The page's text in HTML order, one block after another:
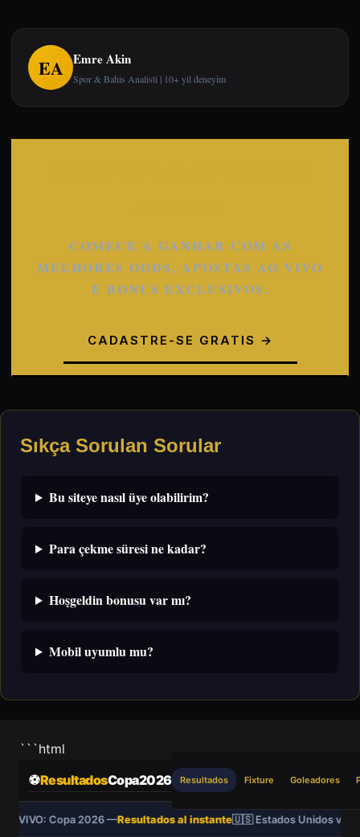
EA Emre Akin
Spor & Bahis Analisti | 10+ yil deneyim
COMECE A GANHAR COM AS
MELHORES ODDS, APOSTAS AO VIVO
E BONUS EXCLUSIVOS.
CADASTRE-SE GRATIS →
Sıkça Sorulan Sorular
Bu siteye nasıl üye olabilirim?
Para çekme süresi ne kadar?
Hoşgeldin bonusu var mı?
Mobil uyumlu mu?
```html
⚽ResultadosCopa2026 Resultados Fixture Goleadores
VIVO: Copa 2026 —Resultados al instante🇺🇸 Estados Unidos vs